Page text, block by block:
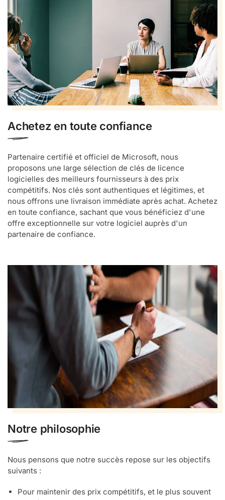
Achetez en toute confiance
Partenaire certifié et officiel de Microsoft, nous
proposons une large sélection de clés de licence
logicielles des meilleurs fournisseurs à des prix
compétitifs. Nos clés sont authentiques et légitimes, et
nous offrons une livraison immédiate après achat. Achetez
en toute confiance, sachant que vous bénéficiez d'une
offre exceptionnelle sur votre logiciel auprès d'un
partenaire de confiance.
Notre philosophie
Nous pensons que notre succès repose sur les objectifs
suivants :
Pour maintenir des prix compétitifs, et le plus souvent